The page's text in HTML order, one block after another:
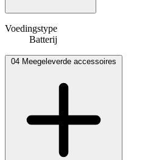
Voedingstype
Batterij
04 Meegeleverde accessoires